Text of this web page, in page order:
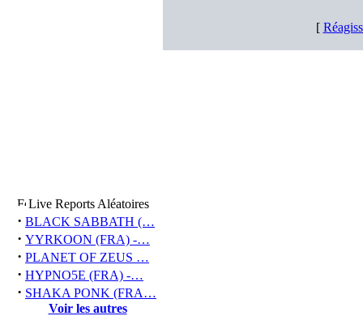
Live Reports Aléatoires
· BLACK SABBATH (…
· YYRKOON (FRA) -…
· PLANET OF ZEUS …
· HYPNO5E (FRA) -…
· SHAKA PONK (FRA…
Voir les autres
[